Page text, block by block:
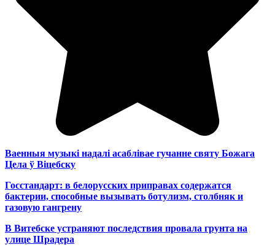
Ваенныя музыкі надалі асаблівае гучанне святу Божага
Цела ў Віцебску
Госстандарт: в белорусских приправах содержатся
бактерии, способные вызывать ботулизм, столбняк и
газовую гангрену
В Витебске устраняют последствия провала грунта на
улице Шрадера